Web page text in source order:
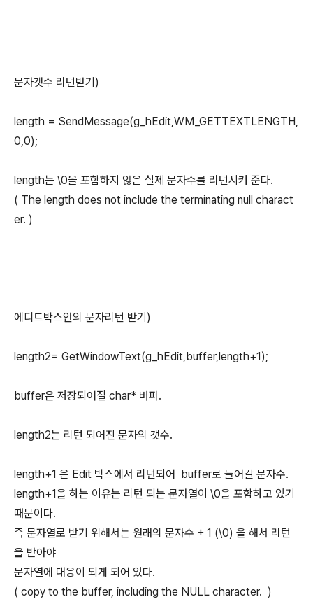
문자갯수 리턴받기)
length = SendMessage(g_hEdit,WM_GETTEXTLENGTH,
0,0);
length는 \0을 포함하지 않은 실제 문자수를 리턴시켜 준다.
( The length does not include the terminating null charact
er. )
에디트박스안의 문자리턴 받기)
length2= GetWindowText(g_hEdit,buffer,length+1);
buffer은 저장되어질 char* 버퍼.
length2는 리턴 되어진 문자의 갯수.
length+1 은 Edit 박스에서 리턴되어 buffer로 들어갈 문자수.
length+1을 하는 이유는 리턴 되는 문자열이 \0을 포함하고 있기
때문이다.
즉 문자열로 받기 위해서는 원래의 문자수 + 1 (\0) 을 해서 리턴
을 받아야
문자열에 대응이 되게 되어 있다.
( copy to the buffer, including the NULL character. )